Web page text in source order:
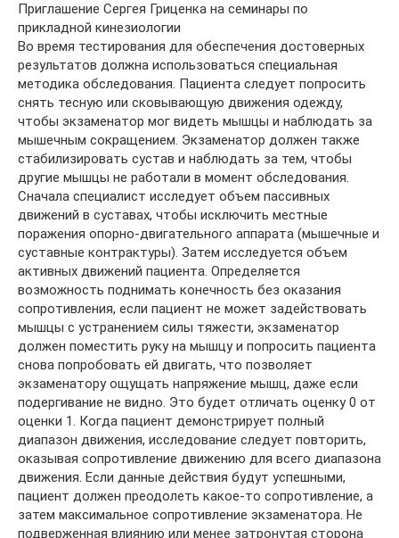
Приглашение Сергея Гриценка на семинары по
прикладной кинезиологии
Во время тестирования для обеспечения достоверных
результатов должна использоваться специальная
методика обследования. Пациента следует попросить
снять тесную или сковывающую движения одежду,
чтобы экзаменатор мог видеть мышцы и наблюдать за
мышечным сокращением. Экзаменатор должен также
стабилизировать сустав и наблюдать за тем, чтобы
другие мышцы не работали в момент обследования.
Сначала специалист исследует объем пассивных
движений в суставах, чтобы исключить местные
поражения опорно-двигательного аппарата (мышечные и
суставные контрактуры). Затем исследуется объем
активных движений пациента. Определяется
возможность поднимать конечность без оказания
сопротивления, если пациент не может задействовать
мышцы с устранением силы тяжести, экзаменатор
должен поместить руку на мышцу и попросить пациента
снова попробовать ей двигать, что позволяет
экзаменатору ощущать напряжение мышц, даже если
подергивание не видно. Это будет отличать оценку 0 от
оценки 1. Когда пациент демонстрирует полный
диапазон движения, исследование следует повторить,
оказывая сопротивление движению для всего диапазона
движения. Если данные действия будут успешными,
пациент должен преодолеть какое-то сопротивление, а
затем максимальное сопротивление экзаменатора. Не
подверженная влиянию или менее затронутая сторона